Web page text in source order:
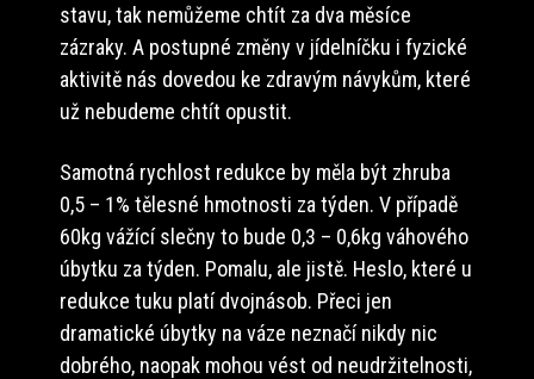
stavu, tak nemůžeme chtít za dva měsíce
zázraky. A postupné změny v jídelníčku i fyzické
aktivitě nás dovedou ke zdravým návykům, které
už nebudeme chtít opustit.
Samotná rychlost redukce by měla být zhruba
0,5 – 1% tělesné hmotnosti za týden. V případě
60kg vážící slečny to bude 0,3 – 0,6kg váhového
úbytku za týden. Pomalu, ale jistě. Heslo, které u
redukce tuku platí dvojnásob. Přeci jen
dramatické úbytky na váze neznačí nikdy nic
dobrého, naopak mohou vést od neudržitelnosti,